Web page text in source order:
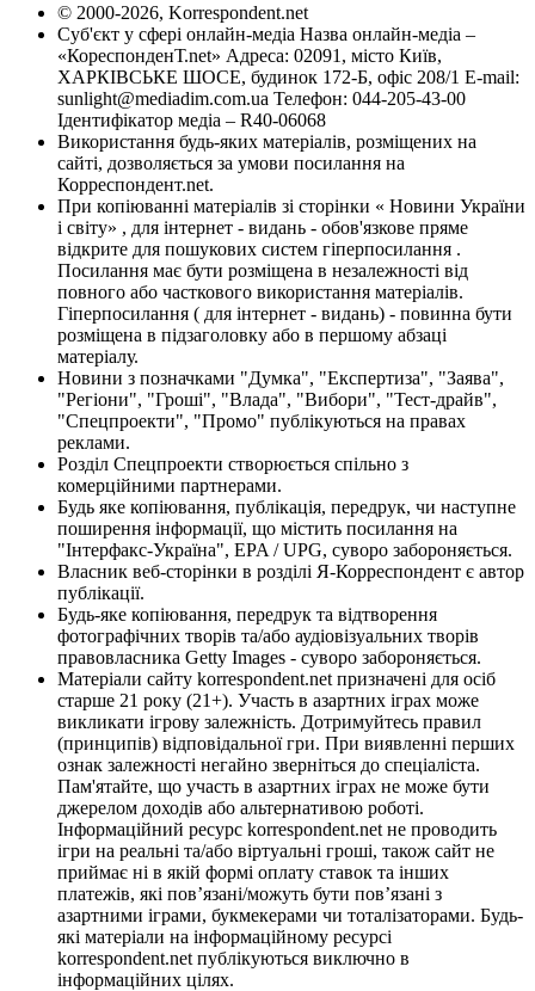
© 2000-2026, Korrespondent.net
Суб'єкт у сфері онлайн-медіа Назва онлайн-медіа –
«КореспонденТ.net» Адреса: 02091, місто Київ,
ХАРКІВСЬКЕ ШОСЕ, будинок 172-Б, офіс 208/1 E-mail:
sunlight@mediadim.com.ua Телефон: 044-205-43-00
Ідентифікатор медіа – R40-06068
Використання будь-яких матеріалів, розміщених на
сайті, дозволяється за умови посилання на
Корреспондент.net.
При копіюванні матеріалів зі сторінки « Новини України
і світу» , для інтернет - видань - обов'язкове пряме
відкрите для пошукових систем гіперпосилання .
Посилання має бути розміщена в незалежності від
повного або часткового використання матеріалів.
Гіперпосилання ( для інтернет - видань) - повинна бути
розміщена в підзаголовку або в першому абзаці
матеріалу.
Новини з позначками "Думка", "Експертиза", "Заява",
"Регіони", "Гроші", "Влада", "Вибори", "Тест-драйв",
"Спецпроекти", "Промо" публікуються на правах
реклами.
Розділ Спецпроекти створюється спільно з
комерційними партнерами.
Будь яке копіювання, публікація, передрук, чи наступне
поширення інформації, що містить посилання на
"Інтерфакс-Україна", EPA / UPG, суворо забороняється.
Власник веб-сторінки в розділі Я-Корреспондент є автор
публікації.
Будь-яке копіювання, передрук та відтворення
фотографічних творів та/або аудіовізуальних творів
правовласника Getty Images - суворо забороняється.
Матеріали сайту korrespondent.net призначені для осіб
старше 21 року (21+). Участь в азартних іграх може
викликати ігрову залежність. Дотримуйтесь правил
(принципів) відповідальної гри. При виявленні перших
ознак залежності негайно зверніться до спеціаліста.
Пам'ятайте, що участь в азартних іграх не може бути
джерелом доходів або альтернативою роботі.
Інформаційний ресурс korrespondent.net не проводить
ігри на реальні та/або віртуальні гроші, також сайт не
приймає ні в якій формі оплату ставок та інших
платежів, які пов’язані/можуть бути пов’язані з
азартними іграми, букмекерами чи тоталізаторами. Будь-
які матеріали на інформаційному ресурсі
korrespondent.net публікуються виключно в
інформаційних цілях.